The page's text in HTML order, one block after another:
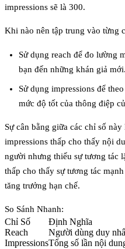
impressions sẽ là 300.
Khi nào nên tập trung vào từng
Sử dụng reach để đo lường
bạn đến những khán giả mới.
Sử dụng impressions để
mức độ tốt của thông điệp
Sự cân bằng giữa các chỉ số
impressions thấp cho thấy nội
người nhưng thiếu sự tương tác
thấp cho thấy sự tương tác
tăng trưởng hạn chế.
So Sánh Nhanh:
Chỉ Số Định Nghĩa
Reach
Người dùng duy
ImpressionsTổng số lần nội